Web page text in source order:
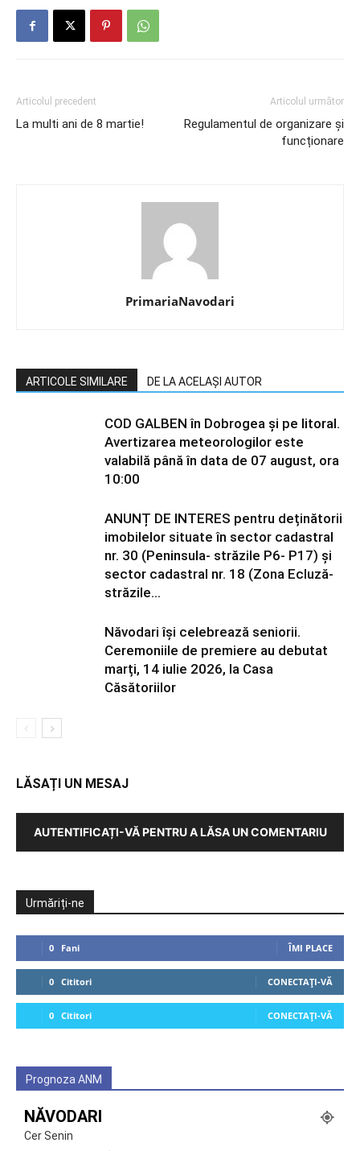
Articolul precedent
La multi ani de 8 martie!
Articolul următor
Regulamentul de organizare și
funcționare
PrimariaNavodari
ARTICOLE SIMILARE DE LA ACELAȘI AUTOR
COD GALBEN în Dobrogea și pe litoral.
Avertizarea meteorologilor este
valabilă până în data de 07 august, ora
10:00
ANUNȚ DE INTERES pentru deținătorii
imobilelor situate în sector cadastral
nr. 30 (Peninsula- străzile P6- P17) și
sector cadastral nr. 18 (Zona Ecluză-
străzile...
Năvodari își celebrează seniorii.
Ceremoniile de premiere au debutat
marți, 14 iulie 2026, la Casa
Căsătoriilor
LĂSAȚI UN MESAJ
AUTENTIFICAȚI-VĂ PENTRU A LĂSA UN COMENTARIU
Urmăriți-ne
0 Fani ÎMI PLACE
0 Cititori CONECTAȚI-VĂ
0 Cititori CONECTAȚI-VĂ
Prognoza ANM
NĂVODARI
Cer Senin